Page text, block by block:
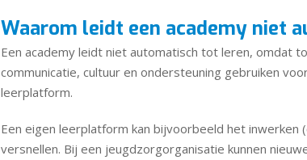
Waarom leidt een academy niet
Een academy leidt niet automatisch tot leren, omdat
communicatie, cultuur en ondersteuning gebruiken
leerplatform.
Een eigen leerplatform kan bijvoorbeeld het inwerken
versnellen. Bij een jeugdzorgorganisatie kunnen